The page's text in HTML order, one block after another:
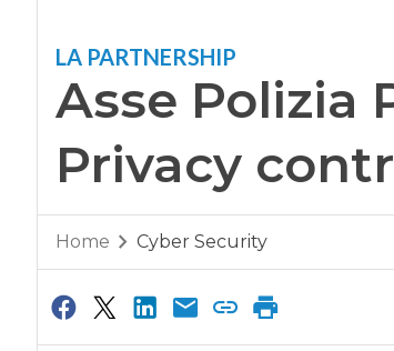
LA PARTNERSHIP
Asse Polizia
Privacy
Home Cyber Security